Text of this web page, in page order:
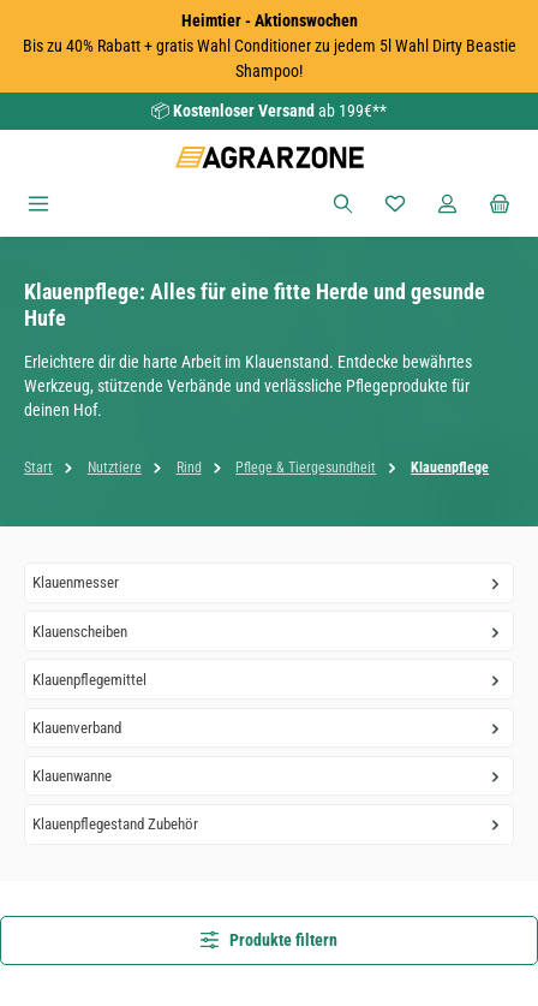
Heimtier - Aktionswochen
Bis zu 40% Rabatt + gratis Wahl Conditioner zu jedem 5l Wahl Dirty Beastie
Shampoo!
📦Kostenloser Versand ab 199€**
Du hast 0
Klauenpflege: Alles für eine fitte Herde und gesunde
Hufe
Erleichtere dir die harte Arbeit im Klauenstand. Entdecke bewährtes
Werkzeug, stützende Verbände und verlässliche Pflegeprodukte für
deinen Hof.
Start Nutztiere Rind Pflege & Tiergesundheit Klauenpflege
Klauenmesser
Klauenscheiben
Klauenpflegemittel
Klauenverband
Klauenwanne
Klauenpflegestand Zubehör
Produkte filtern